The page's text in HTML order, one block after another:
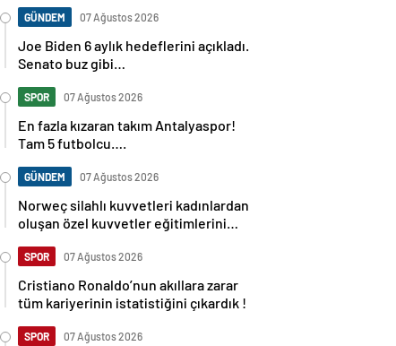
GÜNDEM 07 Ağustos 2026
Joe Biden 6 aylık hedeflerini açıkladı.
Senato buz gibi…
SPOR 07 Ağustos 2026
En fazla kızaran takım Antalyaspor!
Tam 5 futbolcu….
GÜNDEM 07 Ağustos 2026
Norweç silahlı kuvvetleri kadınlardan
oluşan özel kuvvetler eğitimlerini
SPOR 07 Ağustos 2026
Cristiano Ronaldo’nun akıllara zarar
tüm kariyerinin istatistiğini çıkardık !
SPOR 07 Ağustos 2026